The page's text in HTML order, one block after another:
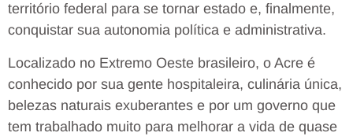
território federal para se tornar estado e, finalmente,
conquistar sua autonomia política e administrativa.
Localizado no Extremo Oeste brasileiro, o Acre é
conhecido por sua gente hospitaleira, culinária única,
belezas naturais exuberantes e por um governo que
tem trabalhado muito para melhorar a vida de quase